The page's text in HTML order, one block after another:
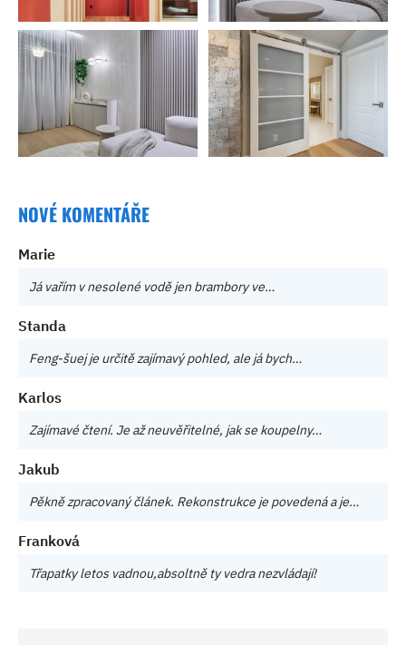
NOVÉ KOMENTÁŘE
Marie
Já vařím v nesolené vodě jen brambory ve…
Standa
Feng-šuej je určitě zajímavý pohled, ale já bych…
Karlos
Zajímavé čtení. Je až neuvěřitelné, jak se koupelny…
Jakub
Pěkně zpracovaný článek. Rekonstrukce je povedená a je…
Franková
Třapatky letos vadnou,absoltně ty vedra nezvládají!